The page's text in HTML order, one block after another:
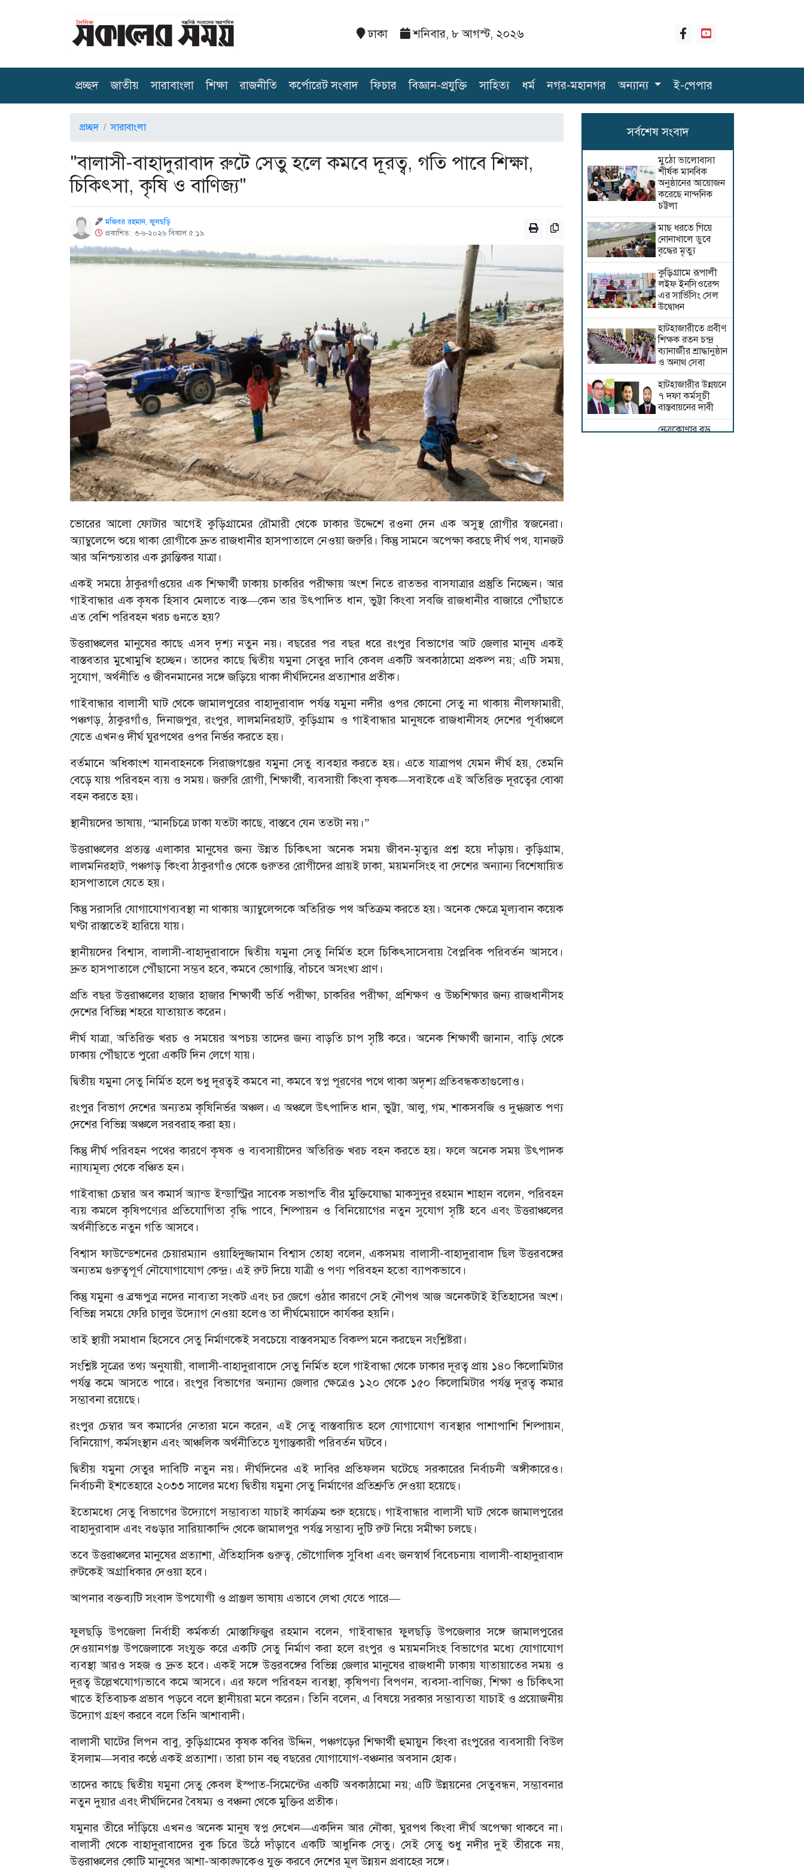
ঢাকা শনিবার, ৮ আগস্ট, ২০২৬
প্রচ্ছদ(current)
জাতীয় সারাবাংলা শিক্ষা রাজনীতি কর্পোরেট সংবাদ ফিচার বিজ্ঞান-প্রযুক্তি সাহিত্য ধর্ম নগর-মহানগর অন্যান্য ই-পেপার
প্রচ্ছদ সারাবাংলা
"বালাসী-বাহাদুরাবাদ রুটে সেতু হলে কমবে দূরত্ব, গতি পাবে শিক্ষা,
চিকিৎসা, কৃষি ও বাণিজ্য"
মজিবর রহমান, ফুলছড়ি
প্রকাশিত: ৩-৬-২০২৬ বিকাল ৫:১৯
‎ভোরের আলো ফোটার আগেই কুড়িগ্রামের রৌমারী থেকে ঢাকার উদ্দেশে রওনা দেন এক অসুস্থ রোগীর স্বজনেরা।
অ্যাম্বুলেন্সে শুয়ে থাকা রোগীকে দ্রুত রাজধানীর হাসপাতালে নেওয়া জরুরি। কিন্তু সামনে অপেক্ষা করছে দীর্ঘ পথ, যানজট
আর অনিশ্চয়তার এক ক্লান্তিকর যাত্রা।
‎একই সময়ে ঠাকুরগাঁওয়ের এক শিক্ষার্থী ঢাকায় চাকরির পরীক্ষায় অংশ নিতে রাতভর বাসযাত্রার প্রস্তুতি নিচ্ছেন। আর
গাইবান্ধার এক কৃষক হিসাব মেলাতে ব্যস্ত—কেন তার উৎপাদিত ধান, ভুট্টা কিংবা সবজি রাজধানীর বাজারে পৌঁছাতে
এত বেশি পরিবহন খরচ গুনতে হয়?
‎উত্তরাঞ্চলের মানুষের কাছে এসব দৃশ্য নতুন নয়। বছরের পর বছর ধরে রংপুর বিভাগের আট জেলার মানুষ একই
বাস্তবতার মুখোমুখি হচ্ছেন। তাদের কাছে দ্বিতীয় যমুনা সেতুর দাবি কেবল একটি অবকাঠামো প্রকল্প নয়; এটি সময়,
সুযোগ, অর্থনীতি ও জীবনমানের সঙ্গে জড়িয়ে থাকা দীর্ঘদিনের প্রত্যাশার প্রতীক।
‎গাইবান্ধার বালাসী ঘাট থেকে জামালপুরের বাহাদুরাবাদ পর্যন্ত যমুনা নদীর ওপর কোনো সেতু না থাকায় নীলফামারী,
পঞ্চগড়, ঠাকুরগাঁও, দিনাজপুর, রংপুর, লালমনিরহাট, কুড়িগ্রাম ও গাইবান্ধার মানুষকে রাজধানীসহ দেশের পূর্বাঞ্চলে
যেতে এখনও দীর্ঘ ঘুরপথের ওপর নির্ভর করতে হয়।
‎বর্তমানে অধিকাংশ যানবাহনকে সিরাজগঞ্জের যমুনা সেতু ব্যবহার করতে হয়। এতে যাত্রাপথ যেমন দীর্ঘ হয়, তেমনি
বেড়ে যায় পরিবহন ব্যয় ও সময়। জরুরি রোগী, শিক্ষার্থী, ব্যবসায়ী কিংবা কৃষক—সবাইকে এই অতিরিক্ত দূরত্বের বোঝা
বহন করতে হয়।
‎স্থানীয়দের ভাষায়, “মানচিত্রে ঢাকা যতটা কাছে, বাস্তবে যেন ততটা নয়।”
‎উত্তরাঞ্চলের প্রত্যন্ত এলাকার মানুষের জন্য উন্নত চিকিৎসা অনেক সময় জীবন-মৃত্যুর প্রশ্ন হয়ে দাঁড়ায়। কুড়িগ্রাম,
লালমনিরহাট, পঞ্চগড় কিংবা ঠাকুরগাঁও থেকে গুরুতর রোগীদের প্রায়ই ঢাকা, ময়মনসিংহ বা দেশের অন্যান্য বিশেষায়িত
হাসপাতালে যেতে হয়।
‎কিন্তু সরাসরি যোগাযোগব্যবস্থা না থাকায় অ্যাম্বুলেন্সকে অতিরিক্ত পথ অতিক্রম করতে হয়। অনেক ক্ষেত্রে মূল্যবান কয়েক
ঘণ্টা রাস্তাতেই হারিয়ে যায়।
‎স্থানীয়দের বিশ্বাস, বালাসী-বাহাদুরাবাদে দ্বিতীয় যমুনা সেতু নির্মিত হলে চিকিৎসাসেবায় বৈপ্লবিক পরিবর্তন আসবে।
দ্রুত হাসপাতালে পৌঁছানো সম্ভব হবে, কমবে ভোগান্তি, বাঁচবে অসংখ্য প্রাণ।
‎প্রতি বছর উত্তরাঞ্চলের হাজার হাজার শিক্ষার্থী ভর্তি পরীক্ষা, চাকরির পরীক্ষা, প্রশিক্ষণ ও উচ্চশিক্ষার জন্য রাজধানীসহ
দেশের বিভিন্ন শহরে যাতায়াত করেন।
‎দীর্ঘ যাত্রা, অতিরিক্ত খরচ ও সময়ের অপচয় তাদের জন্য বাড়তি চাপ সৃষ্টি করে। অনেক শিক্ষার্থী জানান, বাড়ি থেকে
ঢাকায় পৌঁছাতে পুরো একটি দিন লেগে যায়।
‎দ্বিতীয় যমুনা সেতু নির্মিত হলে শুধু দূরত্বই কমবে না, কমবে স্বপ্ন পূরণের পথে থাকা অদৃশ্য প্রতিবন্ধকতাগুলোও।
‎রংপুর বিভাগ দেশের অন্যতম কৃষিনির্ভর অঞ্চল। এ অঞ্চলে উৎপাদিত ধান, ভুট্টা, আলু, গম, শাকসবজি ও দুগ্ধজাত পণ্য
দেশের বিভিন্ন অঞ্চলে সরবরাহ করা হয়।
‎কিন্তু দীর্ঘ পরিবহন পথের কারণে কৃষক ও ব্যবসায়ীদের অতিরিক্ত খরচ বহন করতে হয়। ফলে অনেক সময় উৎপাদক
ন্যায্যমূল্য থেকে বঞ্চিত হন।
‎গাইবান্ধা চেম্বার অব কমার্স অ্যান্ড ইন্ডাস্ট্রির সাবেক সভাপতি বীর মুক্তিযোদ্ধা মাকসুদুর রহমান শাহান বলেন, পরিবহন
ব্যয় কমলে কৃষিপণ্যের প্রতিযোগিতা বৃদ্ধি পাবে, শিল্পায়ন ও বিনিয়োগের নতুন সুযোগ সৃষ্টি হবে এবং উত্তরাঞ্চলের
অর্থনীতিতে নতুন গতি আসবে।
‎বিশ্বাস ফাউন্ডেশনের চেয়ারম্যান ওয়াহিদুজ্জামান বিশ্বাস তোহা বলেন, একসময় বালাসী-বাহাদুরাবাদ ছিল উত্তরবঙ্গের
অন্যতম গুরুত্বপূর্ণ নৌযোগাযোগ কেন্দ্র। এই রুট দিয়ে যাত্রী ও পণ্য পরিবহন হতো ব্যাপকভাবে।
‎কিন্তু যমুনা ও ব্রহ্মপুত্র নদের নাব্যতা সংকট এবং চর জেগে ওঠার কারণে সেই নৌপথ আজ অনেকটাই ইতিহাসের অংশ।
বিভিন্ন সময়ে ফেরি চালুর উদ্যোগ নেওয়া হলেও তা দীর্ঘমেয়াদে কার্যকর হয়নি।
‎তাই স্থায়ী সমাধান হিসেবে সেতু নির্মাণকেই সবচেয়ে বাস্তবসম্মত বিকল্প মনে করছেন সংশ্লিষ্টরা।
‎সংশ্লিষ্ট সূত্রের তথ্য অনুযায়ী, বালাসী-বাহাদুরাবাদে সেতু নির্মিত হলে গাইবান্ধা থেকে ঢাকার দূরত্ব প্রায় ১৪০ কিলোমিটার
পর্যন্ত কমে আসতে পারে। রংপুর বিভাগের অন্যান্য জেলার ক্ষেত্রেও ১২০ থেকে ১৫০ কিলোমিটার পর্যন্ত দূরত্ব কমার
সম্ভাবনা রয়েছে।
‎রংপুর চেম্বার অব কমার্সের নেতারা মনে করেন, এই সেতু বাস্তবায়িত হলে যোগাযোগ ব্যবস্থার পাশাপাশি শিল্পায়ন,
বিনিয়োগ, কর্মসংস্থান এবং আঞ্চলিক অর্থনীতিতে যুগান্তকারী পরিবর্তন ঘটবে।
‎দ্বিতীয় যমুনা সেতুর দাবিটি নতুন নয়। দীর্ঘদিনের এই দাবির প্রতিফলন ঘটেছে সরকারের নির্বাচনী অঙ্গীকারেও।
নির্বাচনী ইশতেহারে ২০৩৩ সালের মধ্যে দ্বিতীয় যমুনা সেতু নির্মাণের প্রতিশ্রুতি দেওয়া হয়েছে।
‎ইতোমধ্যে সেতু বিভাগের উদ্যোগে সম্ভাব্যতা যাচাই কার্যক্রম শুরু হয়েছে। গাইবান্ধার বালাসী ঘাট থেকে জামালপুরের
বাহাদুরাবাদ এবং বগুড়ার সারিয়াকান্দি থেকে জামালপুর পর্যন্ত সম্ভাব্য দুটি রুট নিয়ে সমীক্ষা চলছে।
‎তবে উত্তরাঞ্চলের মানুষের প্রত্যাশা, ঐতিহাসিক গুরুত্ব, ভৌগোলিক সুবিধা এবং জনস্বার্থ বিবেচনায় বালাসী-বাহাদুরাবাদ
রুটকেই অগ্রাধিকার দেওয়া হবে।
‎আপনার বক্তব্যটি সংবাদ উপযোগী ও প্রাঞ্জল ভাষায় এভাবে লেখা যেতে পারে—
‎ফুলছড়ি উপজেলা নির্বাহী কর্মকর্তা মোস্তাফিজুর রহমান বলেন, গাইবান্ধার ফুলছড়ি উপজেলার সঙ্গে জামালপুরের
দেওয়ানগঞ্জ উপজেলাকে সংযুক্ত করে একটি সেতু নির্মাণ করা হলে রংপুর ও ময়মনসিংহ বিভাগের মধ্যে যোগাযোগ
ব্যবস্থা আরও সহজ ও দ্রুত হবে। একই সঙ্গে উত্তরবঙ্গের বিভিন্ন জেলার মানুষের রাজধানী ঢাকায় যাতায়াতের সময় ও
দূরত্ব উল্লেখযোগ্যভাবে কমে আসবে। এর ফলে পরিবহন ব্যবস্থা, কৃষিপণ্য বিপণন, ব্যবসা-বাণিজ্য, শিক্ষা ও চিকিৎসা
খাতে ইতিবাচক প্রভাব পড়বে বলে স্থানীয়রা মনে করেন। তিনি বলেন, এ বিষয়ে সরকার সম্ভাব্যতা যাচাই ও প্রয়োজনীয়
উদ্যোগ গ্রহণ করবে বলে তিনি আশাবাদী।
‎বালাসী ঘাটের লিপন বাবু, কুড়িগ্রামের কৃষক কবির উদ্দিন, পঞ্চগড়ের শিক্ষার্থী হুমায়ুন কিংবা রংপুরের ব্যবসায়ী বিউল
ইসলাম—সবার কণ্ঠে একই প্রত্যাশা। তারা চান বহু বছরের যোগাযোগ-বঞ্চনার অবসান হোক।
‎তাদের কাছে দ্বিতীয় যমুনা সেতু কেবল ইস্পাত-সিমেন্টের একটি অবকাঠামো নয়; এটি উন্নয়নের সেতুবন্ধন, সম্ভাবনার
নতুন দুয়ার এবং দীর্ঘদিনের বৈষম্য ও বঞ্চনা থেকে মুক্তির প্রতীক।
‎যমুনার তীরে দাঁড়িয়ে এখনও অনেক মানুষ স্বপ্ন দেখেন—একদিন আর নৌকা, ঘুরপথ কিংবা দীর্ঘ অপেক্ষা থাকবে না।
বালাসী থেকে বাহাদুরাবাদের বুক চিরে উঠে দাঁড়াবে একটি আধুনিক সেতু। সেই সেতু শুধু নদীর দুই তীরকে নয়,
উত্তরাঞ্চলের কোটি মানুষের আশা-আকাঙ্ক্ষাকেও যুক্ত করবে দেশের মূল উন্নয়ন প্রবাহের সঙ্গে।
সর্বশেষ সংবাদ
মুঠো ভালোবাসা
শীর্ষক মানবিক
অনুষ্ঠানের আয়োজন
করেছে নান্দনিক
চট্টলা
মাছ ধরতে গিয়ে
নোনাখালে ডুবে
বৃদ্ধের মৃত্যু
কুড়িগ্রামে রূপালী
লইফ ইনসিওরেন্স
এর সার্ভিসিং সেল
উদ্বোধন
হাটহাজারীতে প্রবীণ
শিক্ষক রতন চন্দ্র
ব্যানার্জীর শ্রাদ্ধানুষ্ঠান
ও অনাথ সেবা
হাটহাজারীর উন্নয়নে
৭ দফা কর্মসূচী
বাস্তবায়নের দাবী
নেত্রকোণার বড়